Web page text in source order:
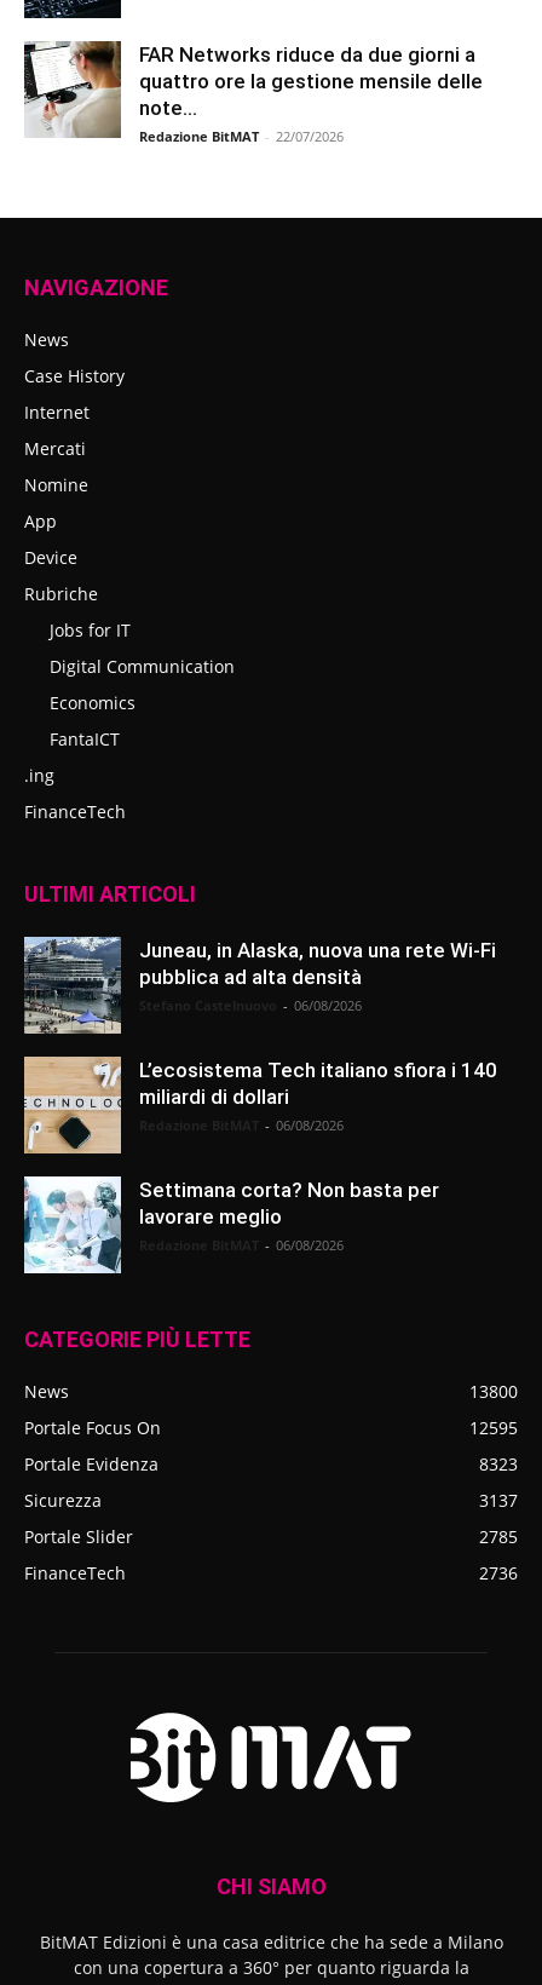
FAR Networks riduce da due giorni a
quattro ore la gestione mensile delle
note...
Redazione BitMAT - 22/07/2026
NAVIGAZIONE
News
Case History
Internet
Mercati
Nomine
App
Device
Rubriche
Jobs for IT
Digital Communication
Economics
FantaICT
.ing
FinanceTech
ULTIMI ARTICOLI
Juneau, in Alaska, nuova una rete Wi-Fi
pubblica ad alta densità
- 06/08/2026
L’ecosistema Tech italiano sfiora i 140
miliardi di dollari
- 06/08/2026
Settimana corta? Non basta per
lavorare meglio
- 06/08/2026
CATEGORIE PIÙ LETTE
News
13800
Portale Focus On
12595
Portale Evidenza
8323
Sicurezza
3137
Portale Slider
2785
FinanceTech
2736
CHI SIAMO
BitMAT Edizioni è una casa editrice che ha sede a Milano
con una copertura a 360° per quanto riguarda la